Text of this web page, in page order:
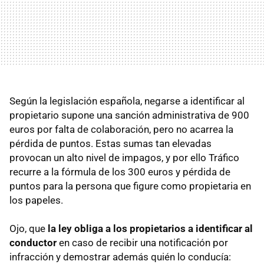
Según la legislación española, negarse a identificar al
propietario supone una sanción administrativa de 900
euros por falta de colaboración, pero no acarrea la
pérdida de puntos. Estas sumas tan elevadas
provocan un alto nivel de impagos, y por ello Tráfico
recurre a la fórmula de los 300 euros y pérdida de
puntos para la persona que figure como propietaria en
los papeles.
Ojo, que la ley obliga a los propietarios a identificar al
conductor en caso de recibir una notificación por
infracción y demostrar además quién lo conducía: